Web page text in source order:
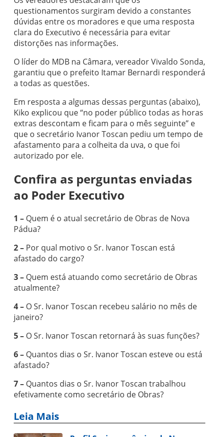
questionamentos surgiram devido a constantes
dúvidas entre os moradores e que uma resposta
clara do Executivo é necessária para evitar
distorções nas informações.
O líder do MDB na Câmara, vereador Vivaldo Sonda,
garantiu que o prefeito Itamar Bernardi responderá
a todas as questões.
Em resposta a algumas dessas perguntas (abaixo),
Kiko explicou que “no poder público todas as horas
extras descontam e ficam para o mês seguinte” e
que o secretário Ivanor Toscan pediu um tempo de
afastamento para a colheita da uva, o que foi
autorizado por ele.
Confira as perguntas enviadas
ao Poder Executivo
1 – Quem é o atual secretário de Obras de Nova
Pádua?
2 – Por qual motivo o Sr. Ivanor Toscan está
afastado do cargo?
3 – Quem está atuando como secretário de Obras
atualmente?
4 – O Sr. Ivanor Toscan recebeu salário no mês de
janeiro?
5 – O Sr. Ivanor Toscan retornará às suas funções?
6 – Quantos dias o Sr. Ivanor Toscan esteve ou está
afastado?
7 – Quantos dias o Sr. Ivanor Toscan trabalhou
efetivamente como secretário de Obras?
Leia Mais